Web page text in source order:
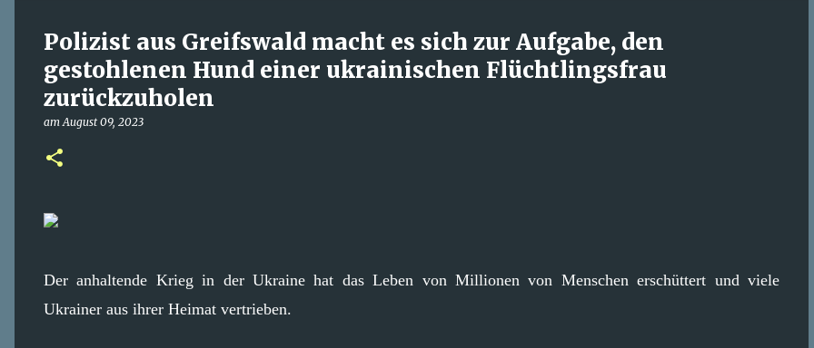
Polizist aus Greifswald macht es sich zur Aufgabe, den
gestohlenen Hund einer ukrainischen Flüchtlingsfrau
zurückzuholen
amAugust 09, 2023
Der anhaltende Krieg in der Ukraine hat das Leben von Millionen von Menschen erschüttert und viele
Ukrainer aus ihrer Heimat vertrieben.